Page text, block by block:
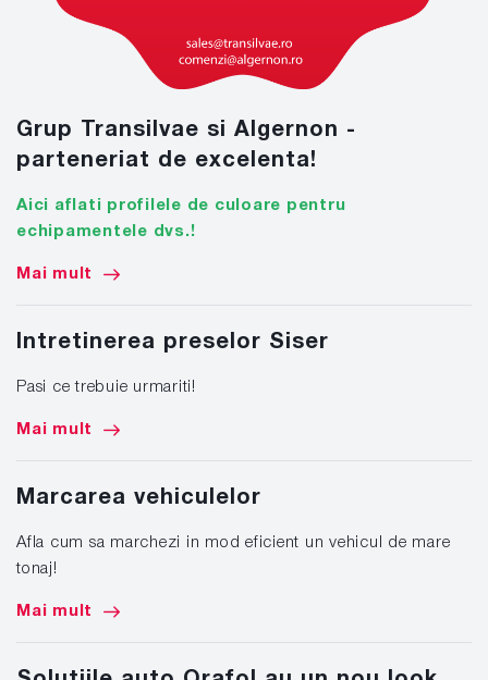
Grup Transilvae si Algernon -
parteneriat de excelenta!
Aici aflati profilele de culoare pentru
echipamentele dvs.!
Mai mult
Intretinerea preselor Siser
Pasi ce trebuie urmariti!
Mai mult
Marcarea vehiculelor
Afla cum sa marchezi in mod eficient un vehicul de mare
tonaj!
Mai mult